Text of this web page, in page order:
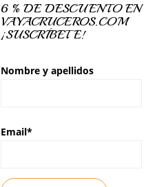
6 % DE DESCUENTO EN
VAYACRUCEROS.COM
¡SUSCRÍBETE!
Nombre y apellidos
Email*